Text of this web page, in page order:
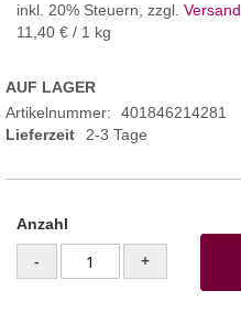
inkl. 20% Steuern, zzgl.
11,40 € / 1 kg
AUF LAGER
Artikelnummer
401846214281
Lieferzeit
2-3 Tage
Anzahl
- +